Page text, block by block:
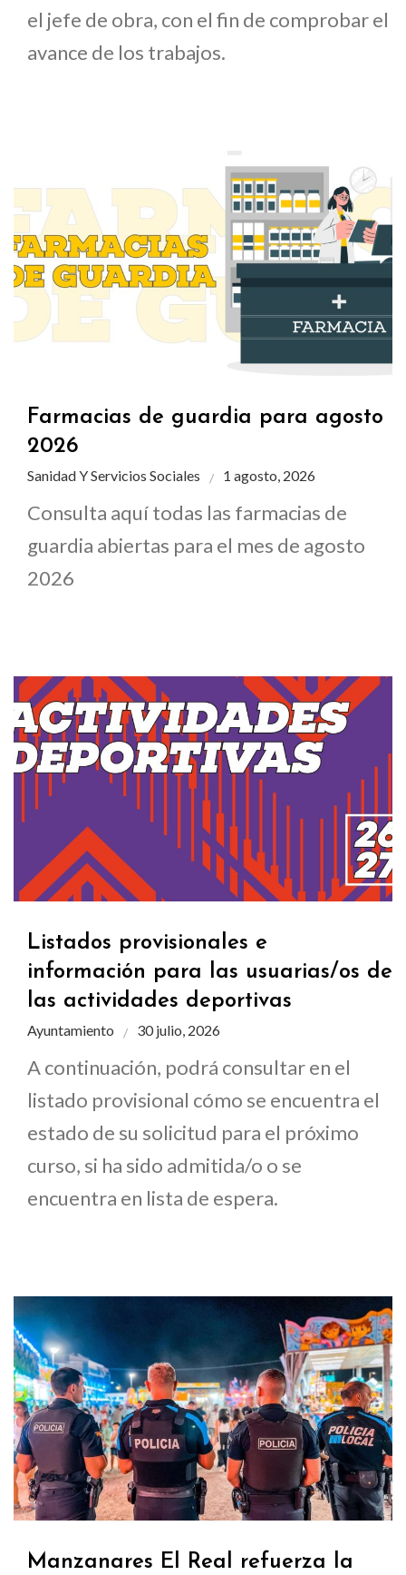
el jefe de obra, con el fin de comprobar el
avance de los trabajos.
Farmacias de guardia para agosto
2026
Sanidad Y Servicios Sociales 1 agosto, 2026
Consulta aquí todas las farmacias de
guardia abiertas para el mes de agosto
2026
Listados provisionales e
información para las usuarias/os de
las actividades deportivas
Ayuntamiento 30 julio, 2026
A continuación, podrá consultar en el
listado provisional cómo se encuentra el
estado de su solicitud para el próximo
curso, si ha sido admitida/o o se
encuentra en lista de espera.
Manzanares El Real refuerza la